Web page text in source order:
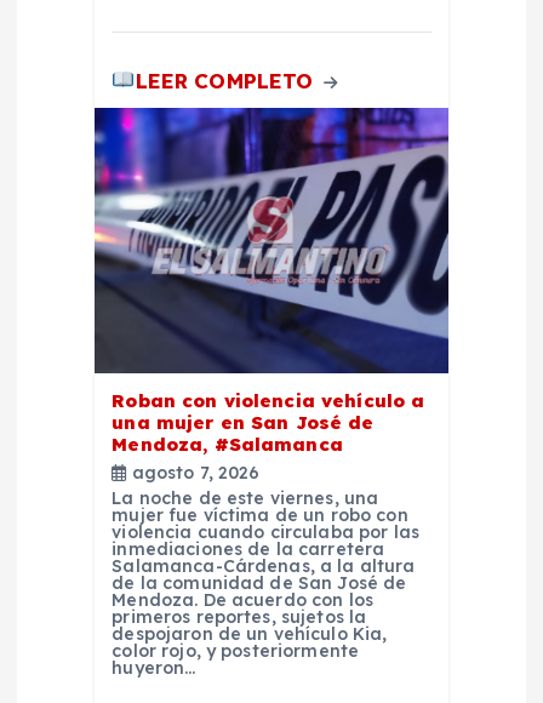
LEER COMPLETO
Roban con violencia vehículo a
una mujer en San José de
Mendoza, #Salamanca
agosto 7, 2026
La noche de este viernes, una
mujer fue víctima de un robo con
violencia cuando circulaba por las
inmediaciones de la carretera
Salamanca-Cárdenas, a la altura
de la comunidad de San José de
Mendoza. De acuerdo con los
primeros reportes, sujetos la
despojaron de un vehículo Kia,
color rojo, y posteriormente
huyeron…